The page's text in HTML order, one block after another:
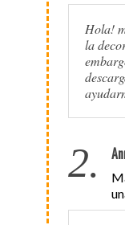
Hola!
la
2.